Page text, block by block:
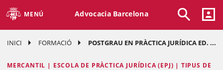
MENÚ Advocacia Barcelona
INICI FORMACIÓ POSTGRAU EN PRÀCTICA JURÍDICA ED. ...
MERCANTIL | ESCOLA DE PRÀCTICA JURÍDICA (EPJ) | TIPUS DE